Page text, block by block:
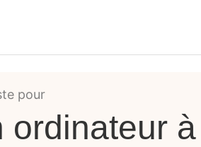
pour
ordinateur à